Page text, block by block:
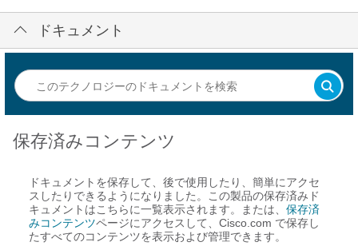
ドキュメント
保存済みコンテンツ
ドキュメントを保存して、後で使用したり、簡単にアクセ
スしたりできるようになりました。この製品の保存済みド
キュメントはこちらに一覧表示されます。または、 保存済
みコンテンツページにアクセスして、Cisco.com で保存し
たすべてのコンテンツを表示および管理できます。